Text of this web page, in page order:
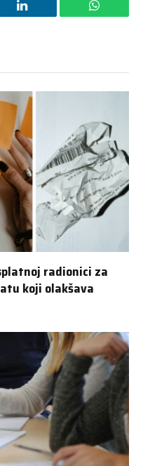
LinkedIn
radionici za
koji olakšava